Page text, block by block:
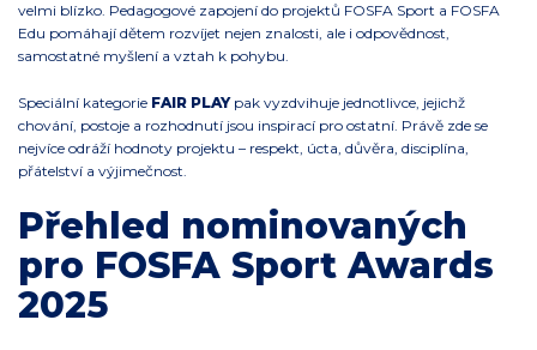
velmi blízko. Pedagogové zapojení do projektů FOSFA Sport a FOSFA
Edu pomáhají dětem rozvíjet nejen znalosti, ale i odpovědnost,
samostatné myšlení a vztah k pohybu.
Speciální kategorie FAIR PLAYpak vyzdvihuje jednotlivce, jejichž
chování, postoje a rozhodnutí jsou inspirací pro ostatní. Právě zde se
nejvíce odráží hodnoty projektu – respekt, úcta, důvěra, disciplína,
přátelství a výjimečnost.
Přehled nominovaných
pro FOSFA Sport Awards
2025